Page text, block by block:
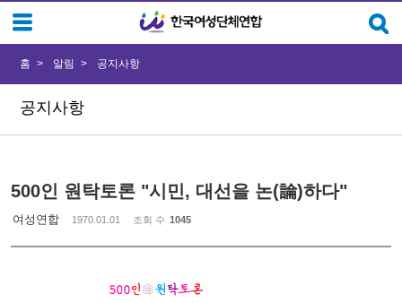
공지사항
홈 알림 공지사항
500인 원탁토론 "시민, 대선을 논(論)하다"
여성연합 1970.01.01 조회 수 1045